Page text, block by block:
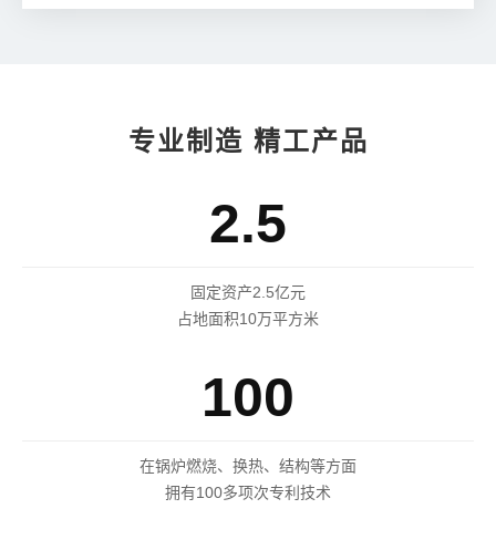
专业制造 精工产品
2.5
固定资产2.5亿元
占地面积10万平方米
100
在锅炉燃烧、换热、结构等方面
拥有100多项次专利技术